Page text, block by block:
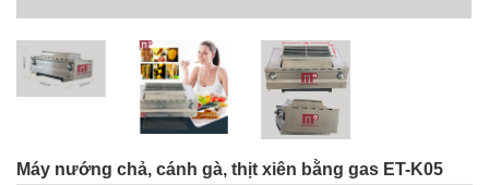
Máy nướng chả, cánh gà, thịt xiên bằng gas ET-K05